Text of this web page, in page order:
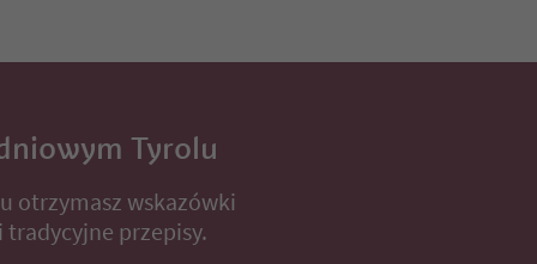
Tyrolu
otrzymasz wskazówki
przepisy.